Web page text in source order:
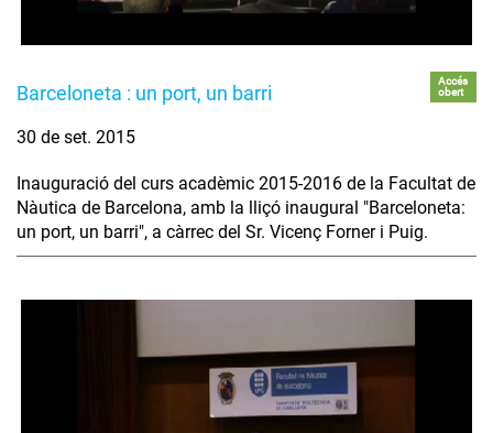
Barceloneta : un port, un barri
Accés
obert
30 de set. 2015
Inauguració del curs acadèmic 2015-2016 de la Facultat de
Nàutica de Barcelona, amb la lliçó inaugural "Barceloneta:
un port, un barri", a càrrec del Sr. Vicenç Forner i Puig.